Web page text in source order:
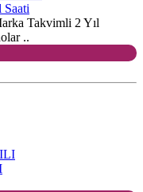
Takvimli 2 Yıl
..